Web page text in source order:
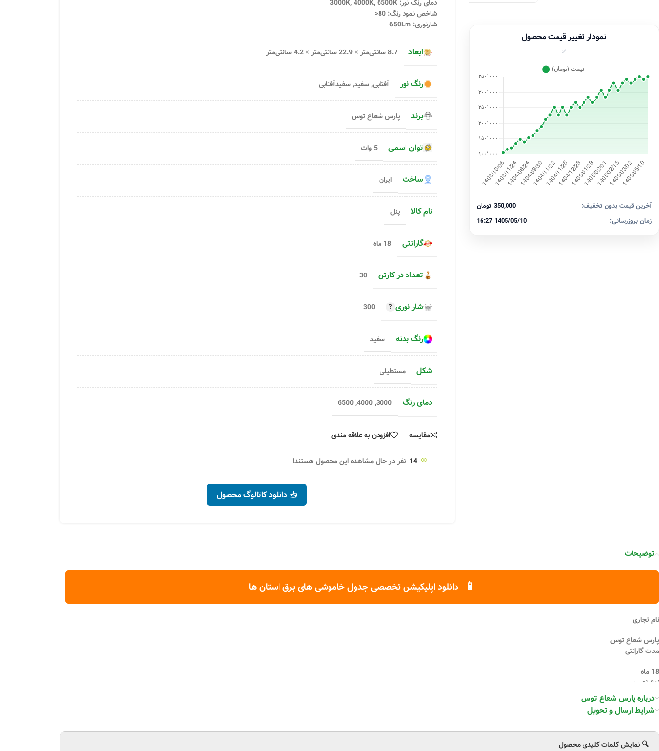
نمودار تغییر قیمت محصول
✅
آخرین قیمت بدون تخفیف:
350,000 تومان
زمان بروزرسانی:
1405/05/10 16:27
دمای رنگ نور: 3000K, 4000K, 6500K
شاخص نمود رنگ: 80<
شارنوری: 650Lm
ابعاد 8.7 سانتی‌متر × 22.9 سانتی‌متر × 4.2 سانتی‌متر
رنگ نور آفتابی,سفید,سفیدآفتابی
برند پارس شعاع توس
توان اسمی 5 وات
ساخت ایران
نام کالا پنل
گارانتی 18 ماه
تعداد در کارتن 30
شار نوری 300
رنگ بدنه سفید
شکل مستطیلی
دمای رنگ 3000
,
4000
,
6500
مقایسه افزودن به علاقه مندی
14 نفر در حال مشاهده این محصول هستند!
📥 دانلود کاتالوگ محصول
توضیحات
📱 دانلود اپلیکیشن تخصصی جدول خاموشی های برق استان ها
نام تجاری
پارس شعاع توس
مدت گارانتی
18 ماه
نوع نصب
توکار, سقفی
توان
3x5w
منبع نور
درباره پارس شعاع توس
شرایط ارسال و تحویل
🔍 نمایش کلمات کلیدی محصول